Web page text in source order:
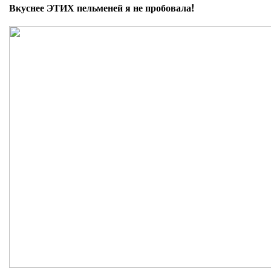
Вкуснее ЭТИХ пельменей я не пробовала!